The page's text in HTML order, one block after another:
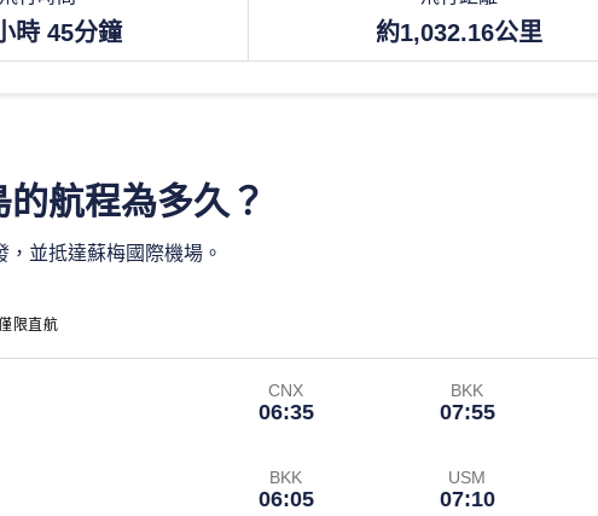
時 45分鐘 約1,032.16公里
航程為多久？
並抵達蘇梅國際機場。
限直航
CNX
06:35
BKK
07:55
BKK
06:05
USM
07:10